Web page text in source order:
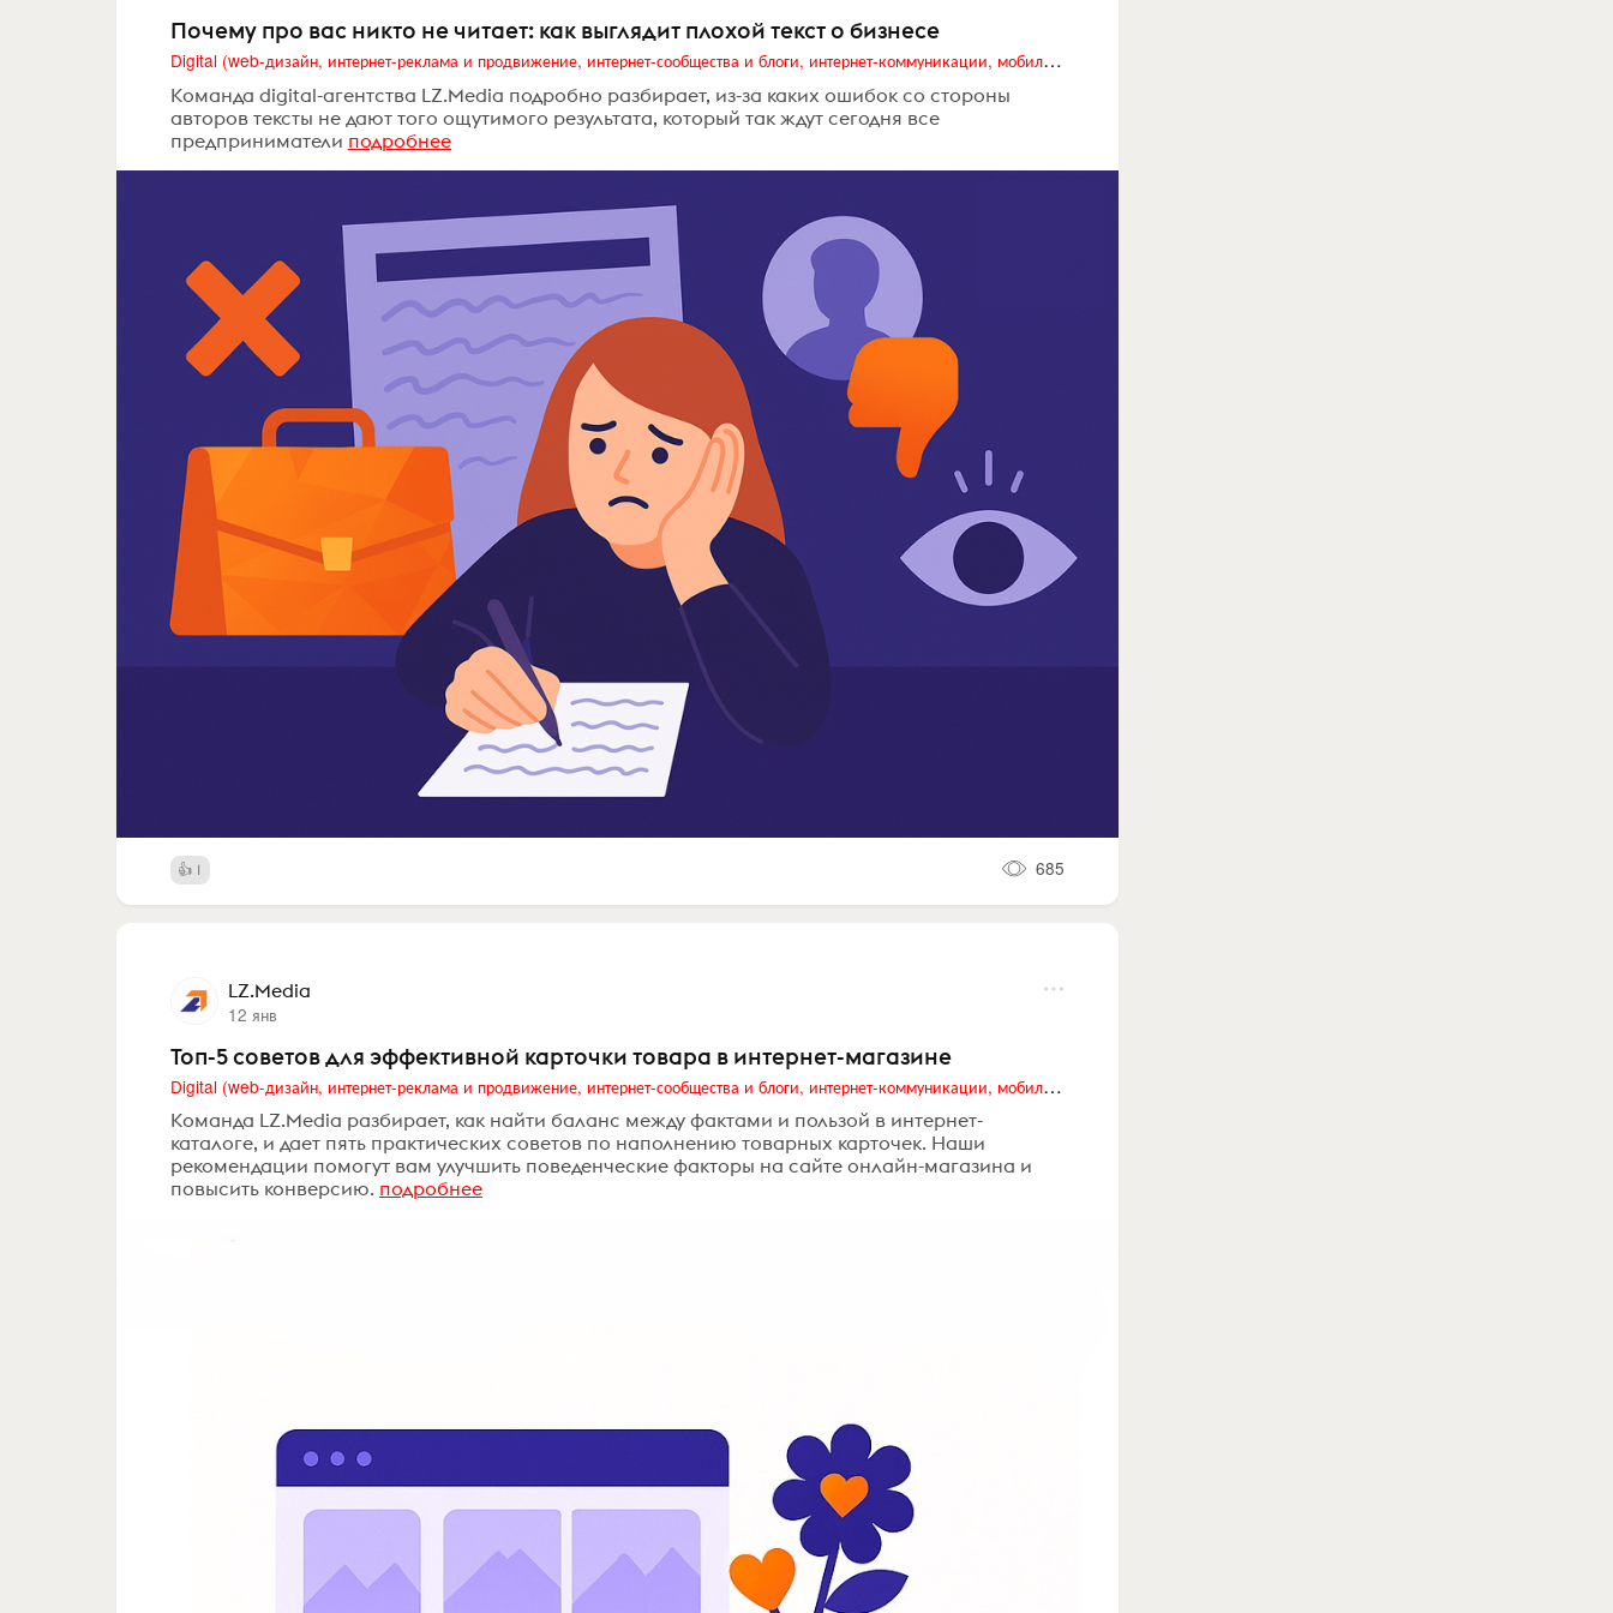
Почему про вас никто не читает: как выглядит плохой текст о бизнесе
Digital (web-дизайн, интернет-реклама и продвижение, интернет-сообщества и блоги, интернет-коммуникации, мобильный маркетинг, реклама на цифровых экранах)
Команда digital-агентства LZ.Media подробно разбирает, из-за каких ошибок со стороны
авторов тексты не дают того ощутимого результата, который так ждут сегодня все
предприниматели подробнее
1 685
LZ.Media
12 янв
Топ-5 советов для эффективной карточки товара в интернет-магазине
Digital (web-дизайн, интернет-реклама и продвижение, интернет-сообщества и блоги, интернет-коммуникации, мобильный маркетинг, реклама на цифровых экранах)
Команда LZ.Media разбирает, как найти баланс между фактами и пользой в интернет-
каталоге, и дает пять практических советов по наполнению товарных карточек. Наши
рекомендации помогут вам улучшить поведенческие факторы на сайте онлайн-магазина и
повысить конверсию. подробнее